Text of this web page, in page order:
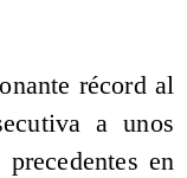
récord al
a unos
en